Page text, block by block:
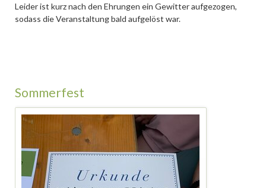
Leider ist kurz nach den Ehrungen ein Gewitter aufgezogen,
sodass die Veranstaltung bald aufgelöst war.
Sommerfest